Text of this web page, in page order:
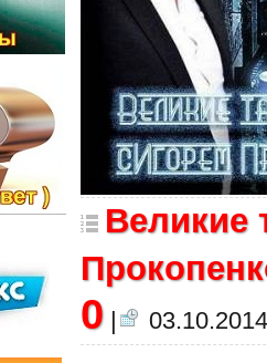
Великие
0 |